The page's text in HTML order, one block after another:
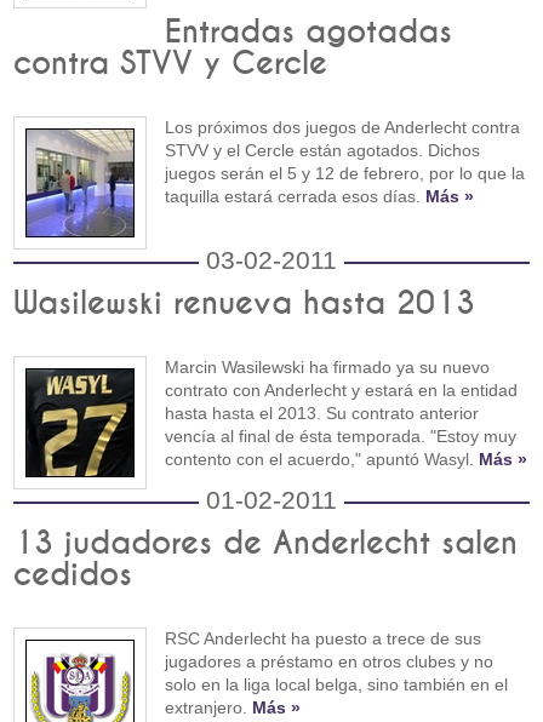
Entradas agotadas
contra STVV y Cercle
Los próximos dos juegos de Anderlecht contra
STVV y el Cercle están agotados. Dichos
juegos serán el 5 y 12 de febrero, por lo que la
taquilla estará cerrada esos días. Más »
03-02-2011
Wasilewski renueva hasta 2013
Marcin Wasilewski ha firmado ya su nuevo
contrato con Anderlecht y estará en la entidad
hasta hasta el 2013. Su contrato anterior
vencía al final de ésta temporada. "Estoy muy
contento con el acuerdo," apuntó Wasyl. Más »
01-02-2011
13 judadores de Anderlecht salen
cedidos
RSC Anderlecht ha puesto a trece de sus
jugadores a préstamo en otros clubes y no
solo en la liga local belga, sino también en el
extranjero. Más »